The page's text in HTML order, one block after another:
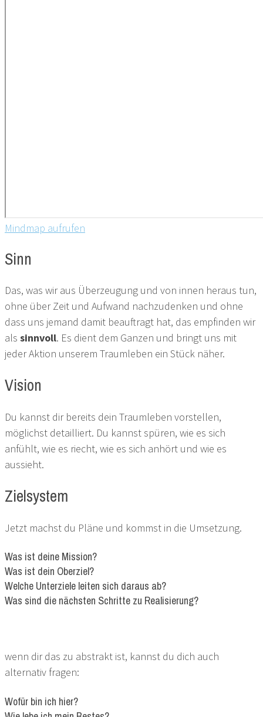
Mindmap aufrufen
Sinn
Das, was wir aus Überzeugung und von innen heraus tun,
ohne über Zeit und Aufwand nachzudenken und ohne
dass uns jemand damit beauftragt hat, das empfinden wir
als sinnvoll. Es dient dem Ganzen und bringt uns mit
jeder Aktion unserem Traumleben ein Stück näher.
Vision
Du kannst dir bereits dein Traumleben vorstellen,
möglichst detailliert. Du kannst spüren, wie es sich
anfühlt, wie es riecht, wie es sich anhört und wie es
aussieht.
Zielsystem
Jetzt machst du Pläne und kommst in die Umsetzung.
Was ist deine Mission?
Was ist dein Oberziel?
Welche Unterziele leiten sich daraus ab?
Was sind die nächsten Schritte zu Realisierung?
wenn dir das zu abstrakt ist, kannst du dich auch
alternativ fragen:
Wofür bin ich hier?